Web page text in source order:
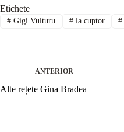
Etichete
#Gigi Vulturu #la cuptor #
ANTERIOR
Alte rețete Gina Bradea